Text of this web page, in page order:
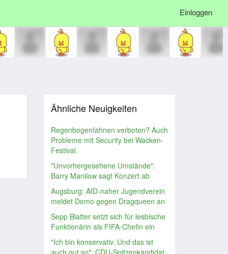
Einloggen
Ähnliche Neuigkeiten
Regenbogenfahnen verboten? Auch
Probleme mit Security bei Wacken-
Festival
"Unvorhergesehene Umstände":
Barry Manilow sagt Konzert ab
Augsburg: AfD-naher Jugendverein
meldet Demo gegen Dragqueen an
Sepp Blatter setzt sich für lesbische
Funktionärin als FIFA-Chefin ein
"Ich bin konservativ. Und das ist
auch gut so": CDU-Spitzenkandidat